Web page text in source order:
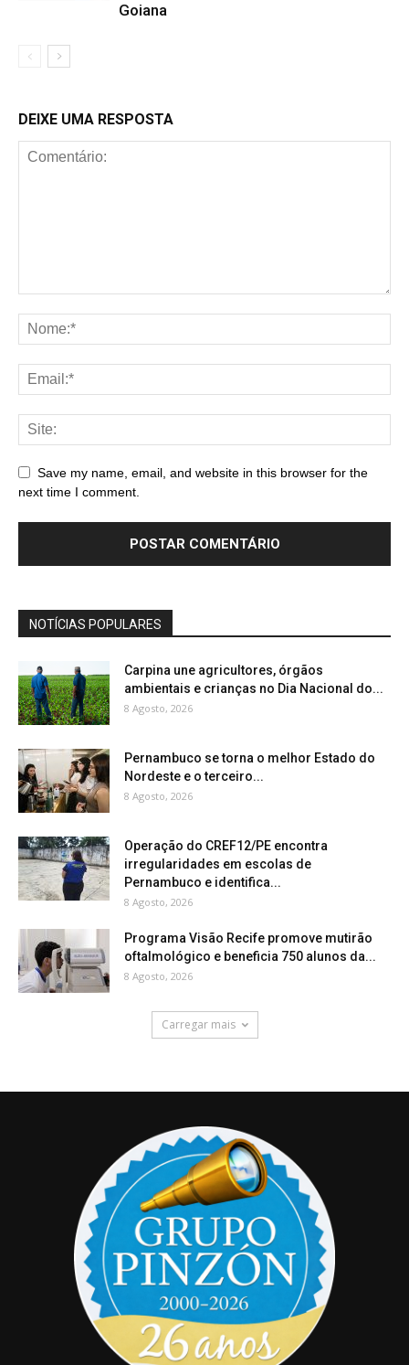
Goiana
DEIXE UMA RESPOSTA
Save my name, email, and website in this browser for the
next time I comment.
NOTÍCIAS POPULARES
Carpina une agricultores, órgãos
ambientais e crianças no Dia Nacional do...
8 Agosto, 2026
Pernambuco se torna o melhor Estado do
Nordeste e o terceiro...
8 Agosto, 2026
Operação do CREF12/PE encontra
irregularidades em escolas de
Pernambuco e identifica...
8 Agosto, 2026
Programa Visão Recife promove mutirão
oftalmológico e beneficia 750 alunos da...
8 Agosto, 2026
Carregar mais